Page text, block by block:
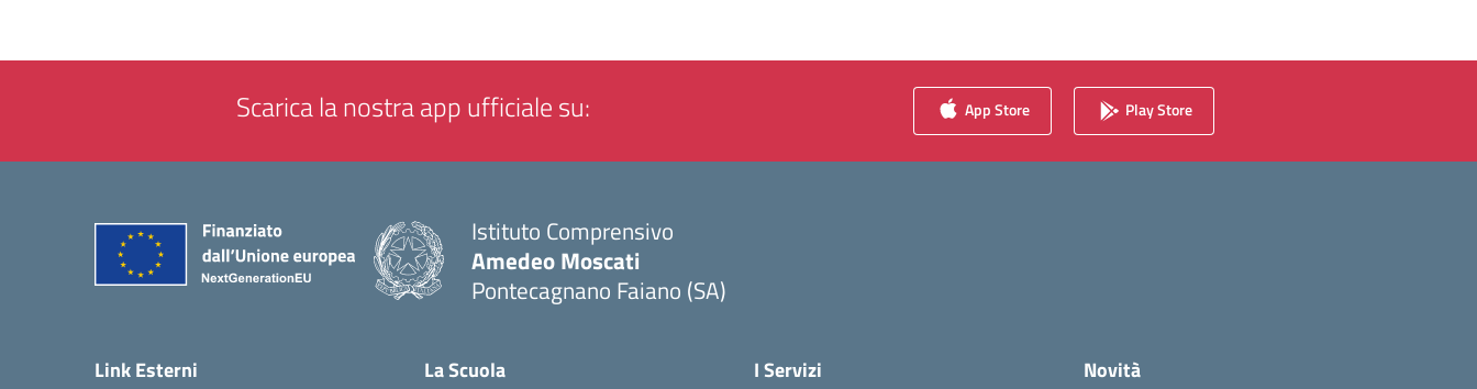
Scarica la nostra app ufficiale su: App Store Play Store
Istituto Comprensivo
Amedeo Moscati
Pontecagnano Faiano (SA)
Link Esterni La Scuola I Servizi Novità